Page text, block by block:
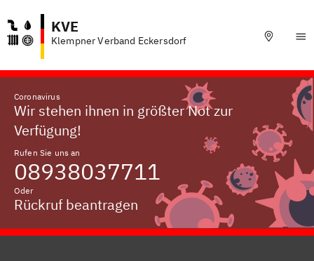
KVE
Klempner Verband Eckersdorf
Coronavirus
Wir stehen ihnen in größter Not zur
Verfügung!
Rufen Sie uns an
08938037711
Oder
Rückruf beantragen